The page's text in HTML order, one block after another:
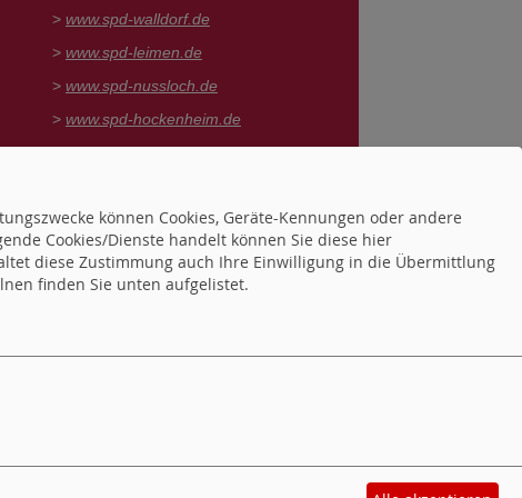
> www.spd-walldorf.de
> www.spd-leimen.de
> www.spd-nussloch.de
> www.spd-hockenheim.de
Nachrichten aus unserer Umgebung
> www.rnz.de
> www.heidelberg24.de
können Cookies, Geräte-Kennungen oder andere
Cookies/Dienste handelt können Sie diese hier
diese Zustimmung auch Ihre Einwilligung in die Übermittlung
finden Sie unten aufgelistet.